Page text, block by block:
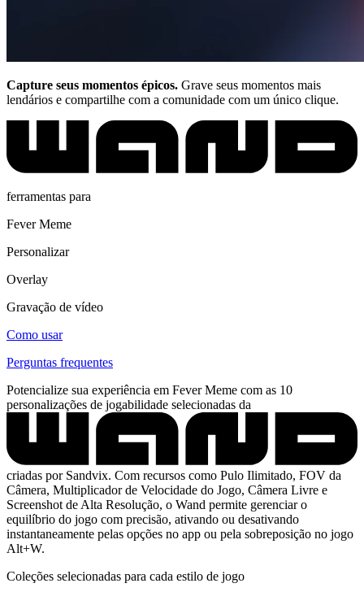
Capture seus momentos épicos. Grave seus momentos mais
lendários e compartilhe com a comunidade com um único clique.
ferramentas para
Fever Meme
Personalizar
Overlay
Gravação de vídeo
Como usar
Perguntas frequentes
Potencialize sua experiência em Fever Meme com as 10
personalizações de jogabilidade selecionadas da
criadas por Sandvix. Com recursos como Pulo Ilimitado, FOV da
Câmera, Multiplicador de Velocidade do Jogo, Câmera Livre e
Screenshot de Alta Resolução, o Wand permite gerenciar o
equilíbrio do jogo com precisão, ativando ou desativando
instantaneamente pelas opções no app ou pela sobreposição no jogo
Alt+W.
Coleções selecionadas para cada estilo de jogo